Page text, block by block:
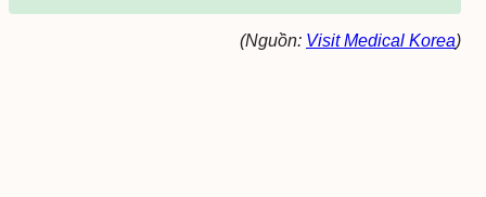
(Nguồn: Visit Medical Korea)